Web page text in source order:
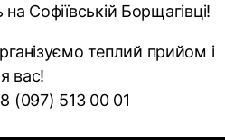
Софіївській Борщагівці!
теплий прийом і
вас!
(097) 513 00 01